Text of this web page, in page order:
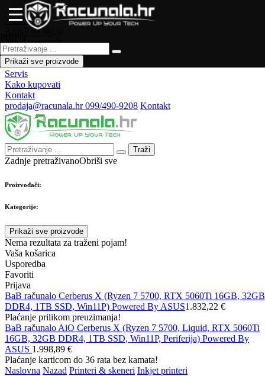
Naslovna
Artikli na akciji
Novo u ponudi
Česta pitanja
Forum
Servis
Kako kupovati
Kontakt
prodaja@racunala.hr099/490-9208 Kontakt
Traži
Zadnje pretraživanoObriši sve
Proizvođači:
Kategorije:
Prikaži sve proizvode
Nema rezultata za traženi pojam!
Vaša košarica
Usporedba
Favoriti
Prijava
Prikaži sve proizvode
BaB računalo Cerberus X (Ryzen 7 5700, RTX 5060Ti 16GB, 32GB
DDR4, 1TB SSD, Win11P) Powered By ASUS1.832,22 €
Plaćanje prilikom preuzimanja!
BaB računalo AiO Cerberus X (Ryzen 7 5700, Liquid, RTX 5060Ti
16GB, 32GB DDR4, 1TB SSD, Win11P, Periferija) Powered By
ASUS 1.998,89 €
Plaćanje karticom do 36 rata bez kamata!
Naslovna Nazad Printeri & skeneri Inkjet printeri